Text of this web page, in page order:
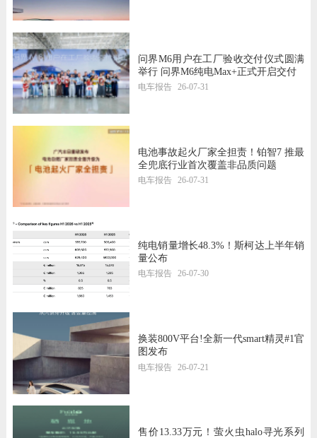
问界M6用户在工厂验收交付仪式圆满
举行 问界M6纯电Max+正式开启交付
电车报告 26-07-31
电池事故起火厂家全担责！铂智7 推最
全兜底行业首次覆盖非品质问题
电车报告 26-07-31
纯电销量增长48.3%！斯柯达上半年销
量公布
电车报告 26-07-30
换装800V平台!全新一代smart精灵#1官
图发布
电车报告 26-07-21
售价13.33万元！萤火虫halo寻光系列